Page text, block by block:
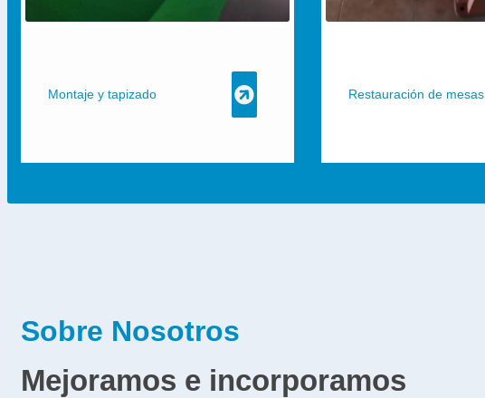
Montaje y tapizado Restauración de mesas
Sobre Nosotros
Mejoramos e incorporamos